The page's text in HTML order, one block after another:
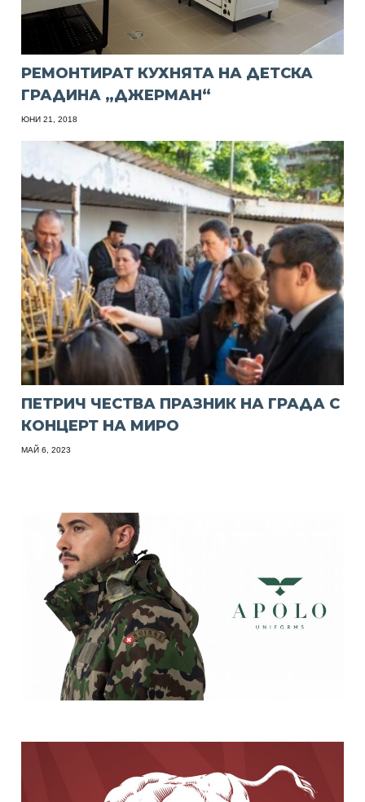
РЕМОНТИРАТ КУХНЯТА НА ДЕТСКА
ГРАДИНА „ДЖЕРМАН“
ЮНИ 21, 2018
ПЕТРИЧ ЧЕСТВА ПРАЗНИК НА ГРАДА С
КОНЦЕРТ НА МИРО
МАЙ 6, 2023